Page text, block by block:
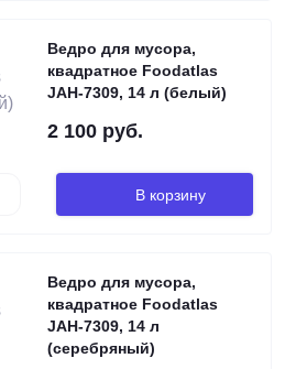
Ведро для мусора,
квадратное Foodatlas
JAH-7309, 14 л (белый)
2 100 руб.
В корзину
Ведро для мусора,
квадратное Foodatlas
JAH-7309, 14 л
(серебряный)